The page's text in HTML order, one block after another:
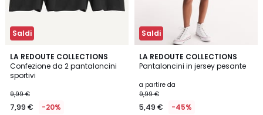
Saldi
LA REDOUTE COLLECTIONS
Confezione da 2 pantaloncini
sportivi
9,99 €
7,99 € -20%
5
/
5
Saldi
LA REDOUTE COLLECTIONS
Pantaloncini in jersey pesante
a partire da
9,99 €
5,49 € -45%
5
/
3
Colori